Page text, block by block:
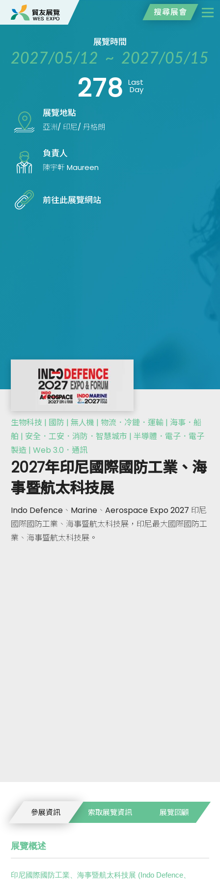
搜尋展會
展覽時間
2027/05/12 ~ 2027/05/15
278 Last
Day
展覽地點
亞洲/ 印尼/ 丹格朗
負責人
陳宇軒 Maureen
前往此展覽網站
生物科技 | 國防 | 無人機 | 物流．冷鏈．運輸 | 海事．船
舶 | 安全．工安．消防．智慧城市 | 半導體．電子．電子
製造 | Web 3.0．通訊
2027年印尼國際國防工業、海
事暨航太科技展
Indo Defence、Marine、Aerospace Expo 2027 印尼
國際國防工業、海事暨航太科技展，印尼最大國際國防工
業、海事暨航太科技展。
參展資訊 索取展覽資訊 展覽回顧
展覽概述
印尼國際國防工業、海事暨航太科技展 (Indo Defence、